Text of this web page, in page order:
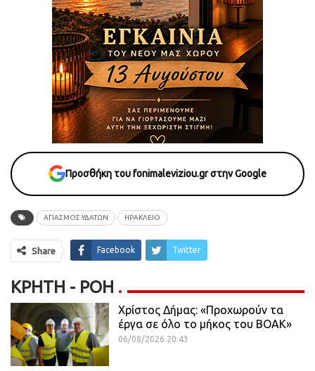
Προσθήκη του fonimaleviziou.gr στην Google
ΑΓΙΑΣΜΟΣ ΥΔΑΤΩΝ ΗΡΑΚΛΕΙΟ
Share Facebook Twitter
ΚΡΉΤΗ - ΡΟΗ
Χρίστος Δήμας: «Προχωρούν τα
έργα σε όλο το μήκος του ΒΟΑΚ»
06/08/2026 20:43